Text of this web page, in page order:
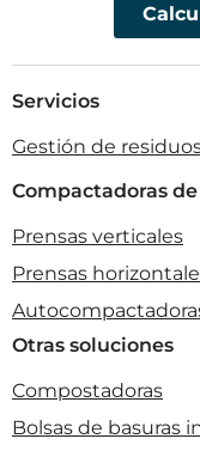
Servicios
Gestión de
Compactadoras
Prensas verticales
Prensas
Otras soluciones
Compostadoras
Bolsas de basuras